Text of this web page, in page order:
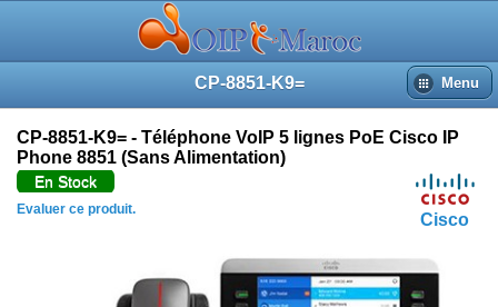
CP-8851-K9= Menu
Cisco
CP-8851-K9= - Téléphone VoIP 5 lignes PoE Cisco IP
Phone 8851 (Sans Alimentation)
En Stock
Evaluer ce produit.